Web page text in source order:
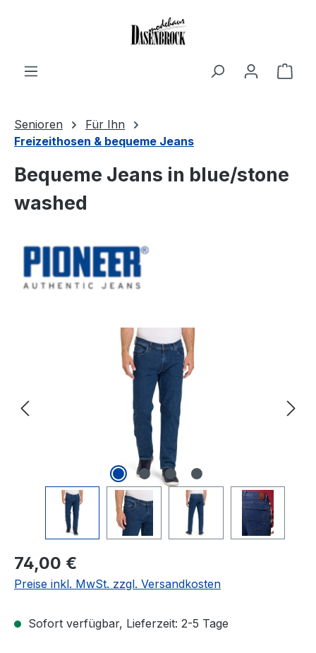
Senioren
Für Ihn
Freizeithosen & bequeme Jeans
Bequeme Jeans in blue/stone
washed
Bildergalerie überspringen
Regulärer Preis:
74,00 €
Preise inkl. MwSt. zzgl. Versandkosten
Sofort verfügbar, Lieferzeit: 2-5 Tage